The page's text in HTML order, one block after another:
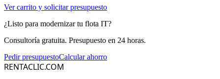
Ver carrito y solicitar presupuesto
¿Listo para modernizar tu flota IT?
Consultoría gratuita. Presupuesto en 24 horas.
Pedir presupuestoCalcular ahorro
RENTACLIC.COM